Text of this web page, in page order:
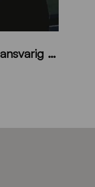
Emilia Janson – ny evenemangsansvarig för Sirius Fotboll